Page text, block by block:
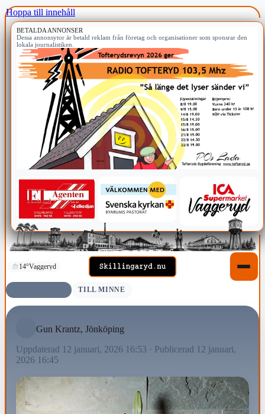
Hoppa till innehåll
BETALDA ANNONSER
Dessa annonsytor är betald reklam från företag och organisationer som sponsrar den
lokala journalistiken.
14°Vaggeryd
TILL MINNE
Gun Krantz, Jönköping
Uppdaterad 12 januari, 2026 16:53 · Publicerad 12 januari,
2026 16:45